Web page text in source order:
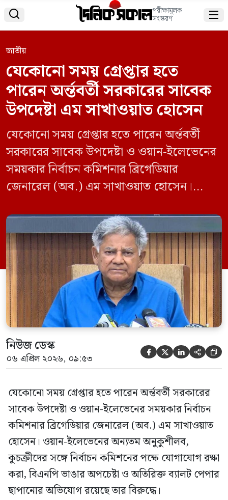
 পরীক্ষামূলক
সংস্করণ 
জাতীয়
যেকোনো সময় গ্রেপ্তার হতে
পারেন অর্ন্তবর্তী সরকারের সাবেক
উপদেষ্টা এম সাখাওয়াত হোসেন
যেকোনো সময় গ্রেপ্তার হতে পারেন অর্ন্তবর্তী
সরকারের সাবেক উপদেষ্টা ও ওয়ান-ইলেভেনের
সময়কার নির্বাচন কমিশনার ব্রিগেডিয়ার
জেনারেল (অব.) এম সাখাওয়াত হোসেন।
কুচক্রীদের সঙ্গে নির্বাচন কমিশনের পক্ষে
যোগাযোগ রক্ষা করা, বিএনপি ভাঙার অপচেষ্টা ও
অতিরিক্ত ব্যালট পেপার ছাপানোর অভিযোগ
রয়েছে তার বিরুদ্ধে। এ ছাড়া সদ্য বিদায়ি অর্ন্তবর্তী
সরকারের সময়ে চট্টগ্রাম সমুদ্রবন্দরে তাঁর পুত্র এম
[…]
নিউজ ডেস্ক
০৬ এপ্রিল ২০২৬, ০৯:৫৩     
যেকোনো সময় গ্রেপ্তার হতে পারেন অর্ন্তবর্তী সরকারের
সাবেক উপদেষ্টা ও ওয়ান-ইলেভেনের সময়কার নির্বাচন
কমিশনার ব্রিগেডিয়ার জেনারেল (অব.) এম সাখাওয়াত
হোসেন। ওয়ান-ইলেভেনের অন্যতম অনুকুশীলব,
কুচক্রীদের সঙ্গে নির্বাচন কমিশনের পক্ষে যোগাযোগ রক্ষা
করা, বিএনপি ভাঙার অপচেষ্টা ও অতিরিক্ত ব্যালট পেপার
ছাপানোর অভিযোগ রয়েছে তার বিরুদ্ধে।